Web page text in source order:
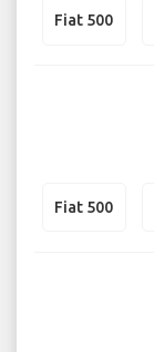
Fiat 500
Fiat 500